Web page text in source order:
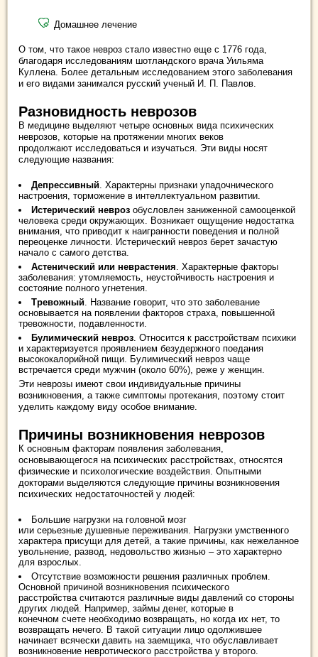
Домашнее лечение
О том, что такое невроз стало известно еще с 1776 года,
благодаря исследованиям шотландского врача Уильяма
Куллена. Более детальным исследованием этого заболевания
и его видами занимался русский ученый И. П. Павлов.
Разновидность неврозов
В медицине выделяют четыре основных вида психических
неврозов, которые на протяжении многих веков
продолжают исследоваться и изучаться. Эти виды носят
следующие названия:
Депрессивный. Характерны признаки упадочнического
настроения, торможение в интеллектуальном развитии.
Истерический невроз обусловлен заниженной самооценкой
человека среди окружающих. Возникает ощущение недостатка
внимания, что приводит к наигранности поведения и полной
переоценке личности. Истерический невроз берет зачастую
начало с самого детства.
Астенический или неврастения. Характерные факторы
заболевания: утомляемость, неустойчивость настроения и
состояние полного угнетения.
Тревожный. Название говорит, что это заболевание
основывается на появлении факторов страха, повышенной
тревожности, подавленности.
Булимический невроз. Относится к расстройствам психики
и характеризуется проявлением безудержного поедания
высококалорийной пищи. Булимический невроз чаще
встречается среди мужчин (около 60%), реже у женщин.
Эти неврозы имеют свои индивидуальные причины
возникновения, а также симптомы протекания, поэтому стоит
уделить каждому виду особое внимание.
Причины возникновения неврозов
К основным факторам появления заболевания,
основывающегося на психических расстройствах, относятся
физические и психологические воздействия. Опытными
докторами выделяются следующие причины возникновения
психических недостаточностей у людей:
Большие нагрузки на головной мозг
или серьезные душевные переживания. Нагрузки умственного
характера присущи для детей, а такие причины, как нежеланное
увольнение, развод, недовольство жизнью – это характерно
для взрослых.
Отсутствие возможности решения различных проблем.
Основной причиной возникновения психического
расстройства считаются различные виды давлений со стороны
других людей. Например, займы денег, которые в
конечном счете необходимо возвращать, но когда их нет, то
возвращать нечего. В такой ситуации лицо одолжившее
начинает всячески давить на заемщика, что обуславливает
возникновение невротического расстройства у второго.